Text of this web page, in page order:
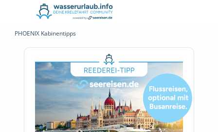
PHOENIX Kabinentipps